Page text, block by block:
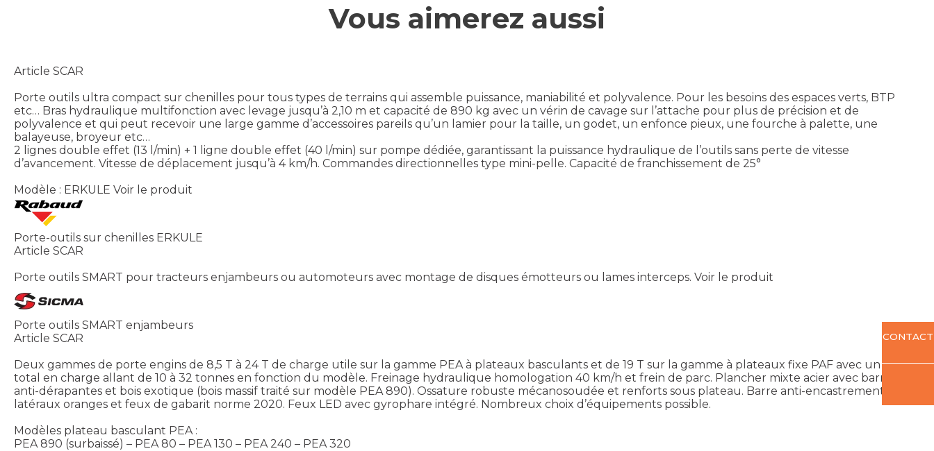
Vous aimerez aussi
Article SCAR
Porte outils ultra compact sur chenilles pour tous types de terrains qui assemble puissance, maniabilité et polyvalence. Pour les besoins des espaces verts, BTP
etc… Bras hydraulique multifonction avec levage jusqu’à 2,10 m et capacité de 890 kg avec un vérin de cavage sur l’attache pour plus de précision et de
polyvalence et qui peut recevoir une large gamme d’accessoires pareils qu’un lamier pour la taille, un godet, un enfonce pieux, une fourche à palette, une
balayeuse, broyeur etc…
2 lignes double effet (13 l/min) + 1 ligne double effet (40 l/min) sur pompe dédiée, garantissant la puissance hydraulique de l’outils sans perte de vitesse
d’avancement. Vitesse de déplacement jusqu’à 4 km/h. Commandes directionnelles type mini-pelle. Capacité de franchissement de 25°
Modèle : ERKULE Voir le produit
Porte-outils sur chenilles ERKULE
Article SCAR
Porte outils SMART pour tracteurs enjambeurs ou automoteurs avec montage de disques émotteurs ou lames interceps. Voir le produit
Porte outils SMART enjambeurs
Article SCAR
Deux gammes de porte engins de 8,5 T à 24 T de charge utile sur la gamme PEA à plateaux basculants et de 19 T sur la gamme à plateaux fixe PAF avec un poids
total en charge allant de 10 à 32 tonnes en fonction du modèle. Freinage hydraulique homologation 40 km/h et frein de parc. Plancher mixte acier avec barrettes
anti-dérapantes et bois exotique (bois massif traité sur modèle PEA 890). Ossature robuste mécanosoudée et renforts sous plateau. Barre anti-encastrement, feux
latéraux oranges et feux de gabarit norme 2020. Feux LED avec gyrophare intégré. Nombreux choix d’équipements possible.
Modèles plateau basculant PEA :
PEA 890 (surbaissé) – PEA 80 – PEA 130 – PEA 240 – PEA 320
CONTACT